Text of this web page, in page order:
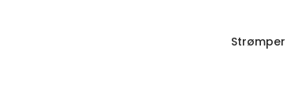
Strømper